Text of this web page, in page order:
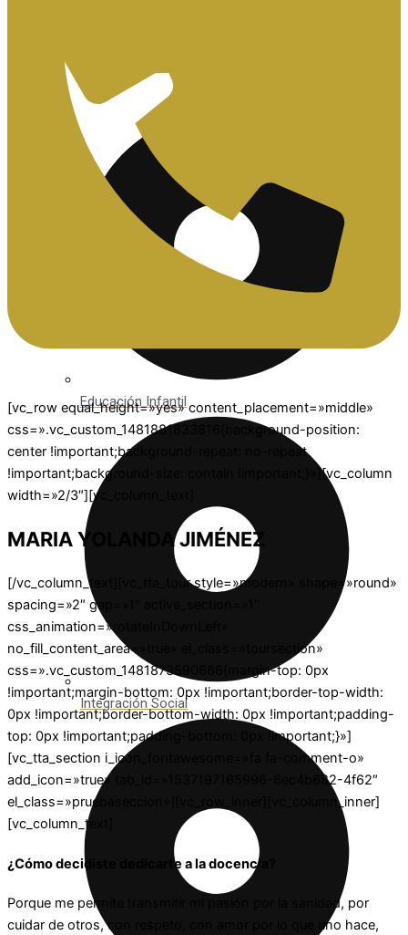
Educación Infantil
Integración Social
[vc_row equal_height=»yes» content_placement=»middle»
css=».vc_custom_1481881833816{background-position:
center !important;background-repeat: no-repeat
!important;background-size: contain !important;}»][vc_column
width=»2/3″][vc_column_text]
MARIA YOLANDA JIMÉNEZ
[/vc_column_text][vc_tta_tour style=»modern» shape=»round»
spacing=»2″ gap=»1″ active_section=»1″
css_animation=»rotateInDownLeft»
no_fill_content_area=»true» el_class=»toursection»
css=».vc_custom_1481873590666{margin-top: 0px
!important;margin-bottom: 0px !important;border-top-width:
0px !important;border-bottom-width: 0px !important;padding-
top: 0px !important;padding-bottom: 0px !important;}»]
[vc_tta_section i_icon_fontawesome=»fa fa-comment-o»
add_icon=»true» tab_id=»1537197165996-6ec4b682-4f62″
el_class=»pruebaseccion»][vc_row_inner][vc_column_inner]
[vc_column_text]
¿Cómo decidiste dedicarte a la docencia?
Porque me permite transmitir mi pasión por la sanidad, por
cuidar de otros, con respeto, con amor por lo que uno hace,